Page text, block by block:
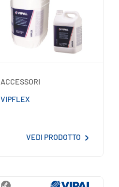
ACCESSORI
VIPFLEX
VEDI PRODOTTO